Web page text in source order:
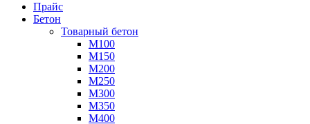
Прайс
Бетон
Товарный бетон
М100
М150
М200
М250
М300
М350
М400